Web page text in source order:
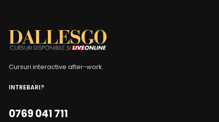
Cursuri interactive after-work.
INTREBARI?
0769 041 711